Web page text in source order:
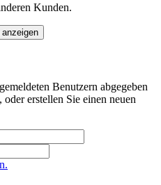
Kunden.
anzeigen
Benutzern abgegeben
erstellen Sie einen neuen